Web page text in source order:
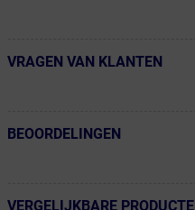
← Terug naar productnavigatie
VRAGEN VAN KLANTEN
← Terug naar productnavigatie
BEOORDELINGEN
← Terug naar productnavigatie
VERGELIJKBARE